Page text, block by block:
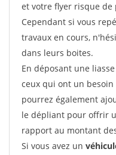
et votre flyer risque
Cependant si vous
travaux en cours,
dans leurs boites.
En déposant une
ceux qui ont un besoin
pourrez également
le dépliant pour offrir
rapport au montant
Si vous avez un